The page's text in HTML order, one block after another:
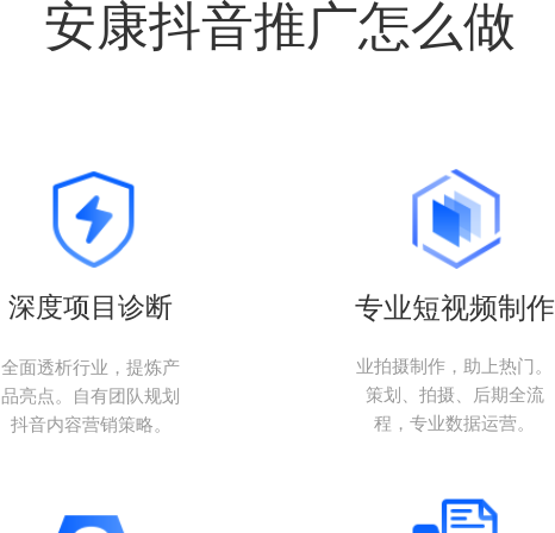
安康抖音推广怎么做
深度项目诊断
全面透析行业，提炼产
品亮点。自有团队规划
抖音内容营销策略。
专业短视频制作
业拍摄制作，助上热门。
策划、拍摄、后期全流
程，专业数据运营。